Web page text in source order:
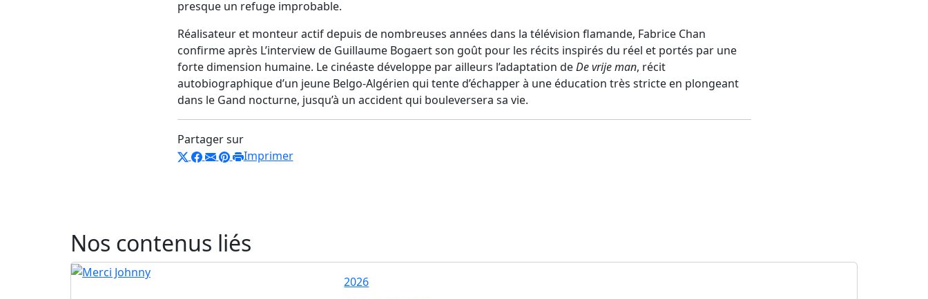
presque un refuge improbable.
Réalisateur et monteur actif depuis de nombreuses années dans la télévision flamande, Fabrice Chan
confirme après L’interview de Guillaume Bogaert son goût pour les récits inspirés du réel et portés par une
forte dimension humaine. Le cinéaste développe par ailleurs l’adaptation deDe vrije man, récit
autobiographique d’un jeune Belgo-Algérien qui tente d’échapper à une éducation très stricte en plongeant
dans le Gand nocturne, jusqu’à un accident qui bouleversera sa vie.
Partager sur
Imprimer
Nos contenus liés
2026